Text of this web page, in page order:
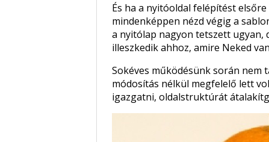
És ha a nyitóoldal felépítést
mindenképpen nézd végig a
a nyitólap nagyon tetszett ugyan,
illeszkedik ahhoz, amire Neked
Sokéves működésünk során nem
módosítás nélkül megfelelő lett
igazgatni, oldalstruktúrát